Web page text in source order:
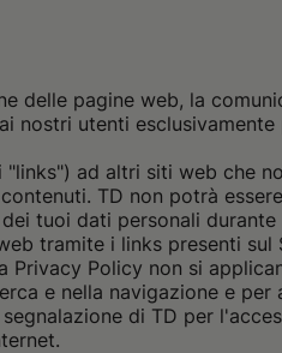
delle pagine web, la
utenti
ad altri siti web che
TD non potrà
tuoi dati personali
tramite i links presenti
Privacy Policy non si
e nella navigazione e
di TD per